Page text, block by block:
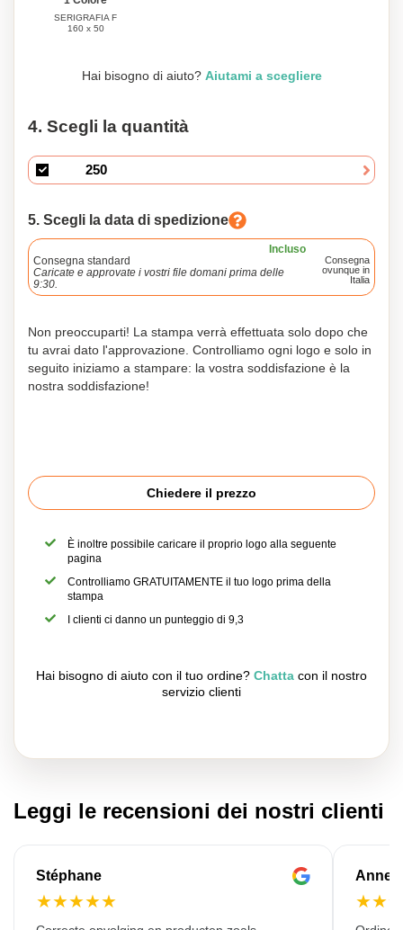
SERIGRAFIA F
160 x 50
Hai bisogno di aiuto? Aiutami a scegliere
4. Scegli la quantità
5. Scegli la data di spedizione
Incluso
Consegna standard
Caricate e approvate i vostri file domani prima delle
9:30.
Consegna
ovunque in
Italia
Non preoccuparti! La stampa verrà effettuata solo dopo che
tu avrai dato l'approvazione. Controlliamo ogni logo e solo in
seguito iniziamo a stampare: la vostra soddisfazione è la
nostra soddisfazione!
Chiedere il prezzo
È inoltre possibile caricare il proprio logo alla seguente
pagina
Controlliamo GRATUITAMENTE il tuo logo prima della
stampa
I clienti ci danno un punteggio di 9,3
Hai bisogno di aiuto con il tuo ordine? Chatta con il nostro
servizio clienti
Leggi le recensioni dei nostri clienti
Stéphane
★★★★★
Anne-
★★